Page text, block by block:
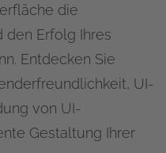
die
den Erfolg Ihres
Entdecken Sie
UI-
von UI-
Gestaltung Ihrer